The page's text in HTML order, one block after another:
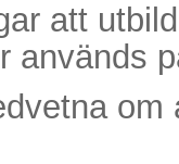
att
används